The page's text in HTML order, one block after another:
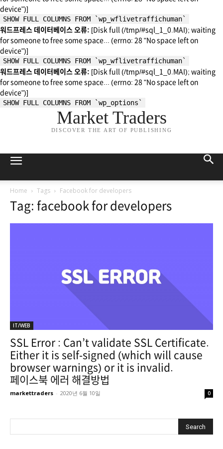
device")]
SHOW FULL COLUMNS FROM `wp_wflivetraffichuman`
워드프레스 데이터베이스 오류: [Disk full (/tmp/#sql_1_0.MAI); waiting
for someone to free some space... (errno: 28 "No space left on
device")]
SHOW FULL COLUMNS FROM `wp_wflivetraffichuman`
워드프레스 데이터베이스 오류: [Disk full (/tmp/#sql_1_0.MAI); waiting
for someone to free some space... (errno: 28 "No space left on
device")]
SHOW FULL COLUMNS FROM `wp_options`
Market Traders
DISCOVER THE ART OF PUBLISHING
Home Tags Facebook for developers
Tag: facebook for developers
IT/WEB
SSL Error : Can’t validate SSL Certificate.
Either it is self-signed (which will cause
browser warnings) or it is invalid.
페이스북 에러 해결방법
markettraders - 2020년 6월 10일 0